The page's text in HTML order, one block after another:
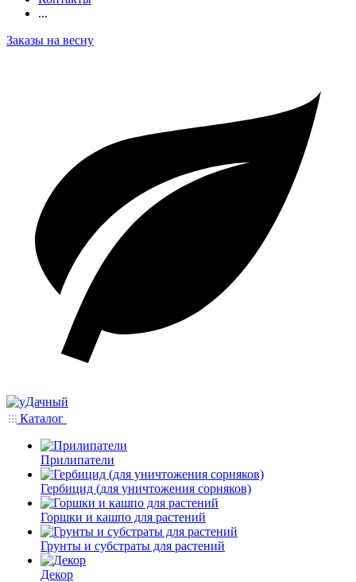
...
Заказы на весну
Каталог
Прилипатели
Гербицид (для уничтожения сорняков)
Горшки и кашпо для растений
Грунты и субстраты для растений
Декор